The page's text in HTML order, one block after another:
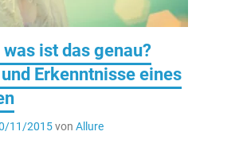
ist das genau?
Erkenntnisse eines
11/2015von Allure